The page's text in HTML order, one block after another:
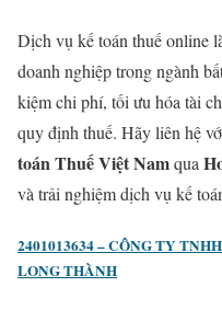
Dịch vụ kế toán thuế online
doanh nghiệp trong ngành
kiệm chi phí, tối ưu hóa tài
quy định thuế. Hãy liên hệ
toán Thuế Việt Namqua
và trải nghiệm dịch vụ kế
2401013634 – CÔNG TY
LONG THÀNH